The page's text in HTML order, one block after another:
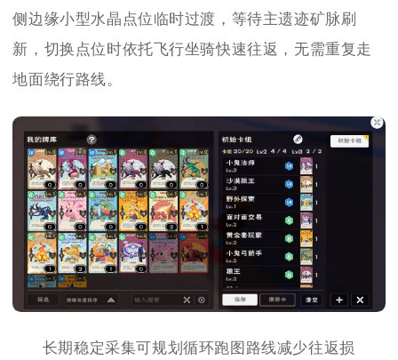
侧边缘小型水晶点位临时过渡，等待主遗迹矿脉刷
新，切换点位时依托飞行坐骑快速往返，无需重复走
地面绕行路线。
长期稳定采集可规划循环跑图路线减少往返损